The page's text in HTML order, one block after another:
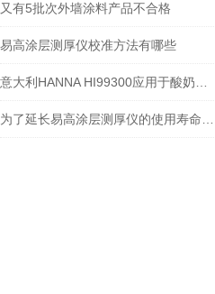
又有5批次外墙涂料产品不合格
易高涂层测厚仪校准方法有哪些